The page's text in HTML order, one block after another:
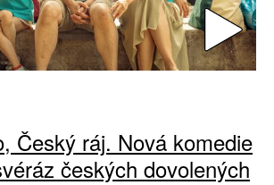
Český ráj. Nová komedie
českých dovolených